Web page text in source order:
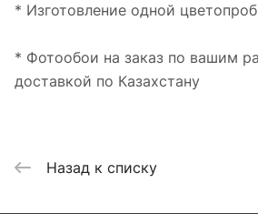
* Изготовление одной
* Фотообои на заказ по вашим
доставкой по Казахстану
Назад к списку